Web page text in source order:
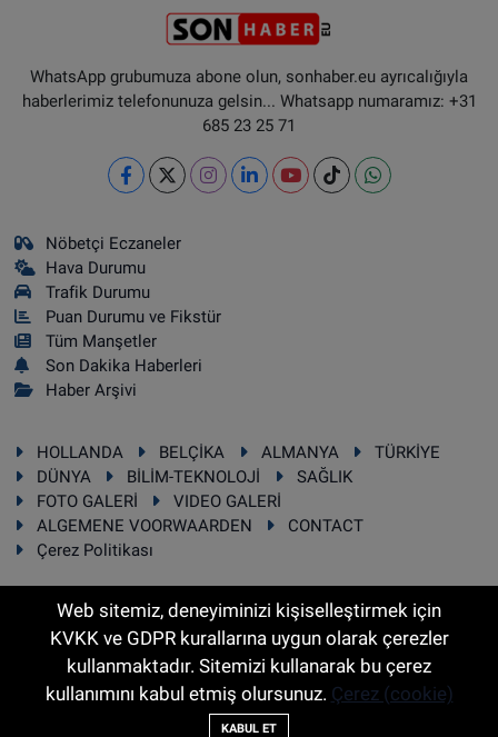
WhatsApp grubumuza abone olun, sonhaber.eu ayrıcalığıyla
haberlerimiz telefonunuza gelsin... Whatsapp numaramız: +31
685 23 25 71
Nöbetçi Eczaneler
Hava Durumu
Trafik Durumu
Puan Durumu ve Fikstür
Tüm Manşetler
Son Dakika Haberleri
Haber Arşivi
HOLLANDA BELÇİKA ALMANYA
TÜRKİYE
DÜNYA
BİLİM-TEKNOLOJİ
SAĞLIK
FOTO GALERİ
VIDEO GALERİ
ALGEMENE VOORWAARDEN
CONTACT
Çerez Politikası
RSS Copyright © 2025 Sonhaber.eu Her hakkı saklıdır.
Haber Yazılımı:TE Bilişim
Web sitemiz, deneyiminizi kişiselleştirmek için
KVKK ve GDPR kurallarına uygun olarak çerezler
kullanmaktadır. Sitemizi kullanarak bu çerez
kullanımını kabul etmiş olursunuz. Çerez (cookie)
KABUL ET